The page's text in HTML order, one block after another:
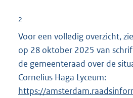
2
Voor een volledig overzicht,
op 28 oktober 2025 van
de gemeenteraad over de
Cornelius Haga Lyceum:
x
https://